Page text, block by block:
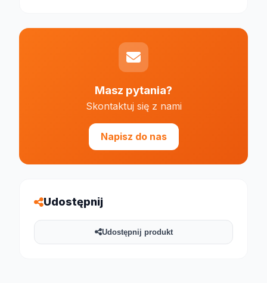
Masz pytania?
Skontaktuj się z nami
Napisz do nas
Udostępnij
Udostępnij produkt